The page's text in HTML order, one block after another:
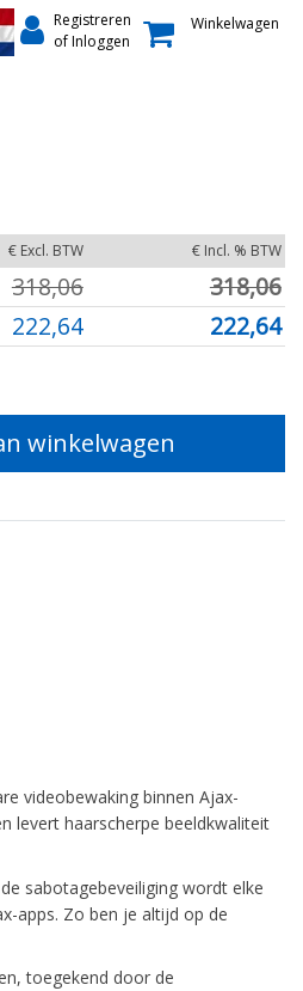
Registreren
of Inloggen
Winkelwagen
€ Excl. BTW € Incl. % BTW
318,06 318,06
222,64 222,64
winkelwagen
videobewaking binnen Ajax-
levert haarscherpe beeldkwaliteit
sabotagebeveiliging wordt elke
apps. Zo ben je altijd op de
toegekend door de